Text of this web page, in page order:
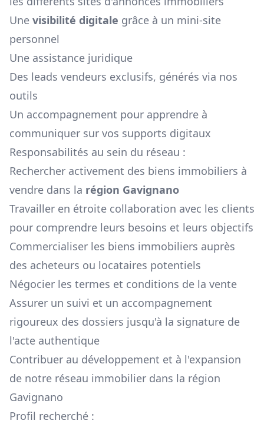
Une visibilité digitale grâce à un mini-site
personnel
Une assistance juridique
Des leads vendeurs exclusifs, générés via nos
outils
Un accompagnement pour apprendre à
communiquer sur vos supports digitaux
Responsabilités au sein du réseau :
Rechercher activement des biens immobiliers à
vendre dans la région Gavignano
Travailler en étroite collaboration avec les clients
pour comprendre leurs besoins et leurs objectifs
Commercialiser les biens immobiliers auprès
des acheteurs ou locataires potentiels
Négocier les termes et conditions de la vente
Assurer un suivi et un accompagnement
rigoureux des dossiers jusqu'à la signature de
l'acte authentique
Contribuer au développement et à l'expansion
de notre réseau immobilier dans la région
Gavignano
Profil recherché :